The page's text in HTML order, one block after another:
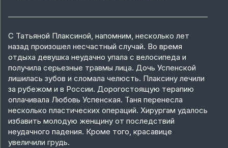
С Татьяной Плаксиной, напомним, несколько лет
назад произошел несчастный случай. Во время
отдыха девушка неудачно упала с велосипеда и
получила серьезные травмы лица. Дочь Успенской
лишилась зубов и сломала челюсть. Плаксину лечили
за рубежом и в России. Дорогостоящую терапию
оплачивала Любовь Успенская. Таня перенесла
несколько пластических операций. Хирургам удалось
избавить молодую женщину от последствий
неудачного падения. Кроме того, красавице
увеличили грудь.